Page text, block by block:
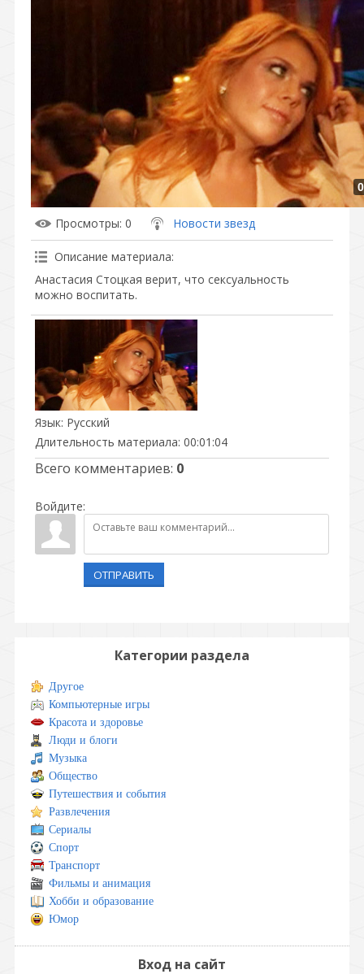
Просмотры: 0 Новости звезд
Описание материала:
Анастасия Стоцкая верит, что сексуальность
можно воспитать.
Язык: Русский
Длительность материала: 00:01:04
Всего комментариев: 0
Войдите:
ОТПРАВИТЬ
Категории раздела
Другое
Компьютерные игры
Красота и здоровье
Люди и блоги
Музыка
Общество
Путешествия и события
Развлечения
Сериалы
Спорт
Транспорт
Фильмы и анимация
Хобби и образование
Юмор
Вход на сайт